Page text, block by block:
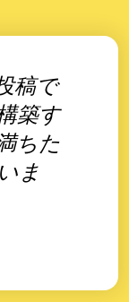
稿で
築す
ちた
ま